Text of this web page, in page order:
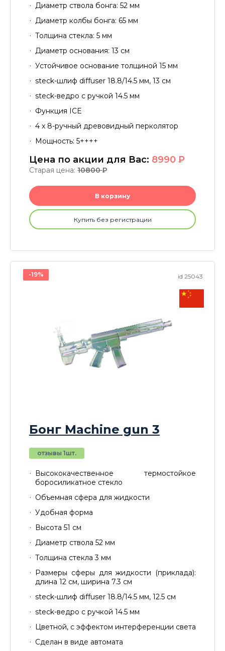
Диаметр ствола бонга: 52 мм
Диаметр колбы бонга: 65 мм
Толщина стекла: 5 мм
Диаметр основания: 13 см
Устойчивое основание толщиной 15 мм
steck-шлиф diffuser 18.8/14.5 мм, 13 см
steck-ведро с ручкой 14.5 мм
Функция ICE
4 x 8-ручный древовидный перколятор
Мощность: 5++++
Цена по акции для Вас: 8990 P
Старая цена: 10800P
В корзину
Купить без регистрации
id 25043
-19%
Бонг Machine gun 3
отзывы 1шт.
Высококачественное термостойкое
боросиликатное стекло
Объемная сфера для жидкости
Удобная форма
Высота 51 см
Диаметр ствола 52 мм
Толщина стекла 3 мм
Размеры сферы для жидкости (приклада):
длина 12 см, ширина 7.3 см
steck-шлиф diffuser 18.8/14.5 мм, 12.5 см
steck-ведро с ручкой 14.5 мм
Цветной, с эффектом интерференции света
Сделан в виде автомата